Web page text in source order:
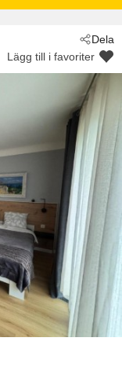
Dela
Lägg till i favoriter